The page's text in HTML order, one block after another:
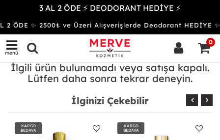
3 AL 2 ÖDE ⚡ DEODORANT HEDİYE ⚡
2 ÖDE ✨ 2500₺ ve Üzeri Alışverişlerde Deodorant HEDİYE
menü
0
İlgili ürün bulunamadı veya satışa kapalı.
Lütfen daha sonra tekrar deneyin.
İlginizi Çekebilir
KARGO
BEDAVA
KARGO
BEDAVA